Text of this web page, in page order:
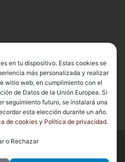
del Carmen Coronada
reservados
en tu dispositivo. Estas cookies se
más personalizada y realizar
witio web, en cumplimiento con el
de Datos de la Unión Europea. Si
seguimiento futuro, se instalará una
esta elección durante un año.
de cookiesy Política de privacidad.
o Rechazar